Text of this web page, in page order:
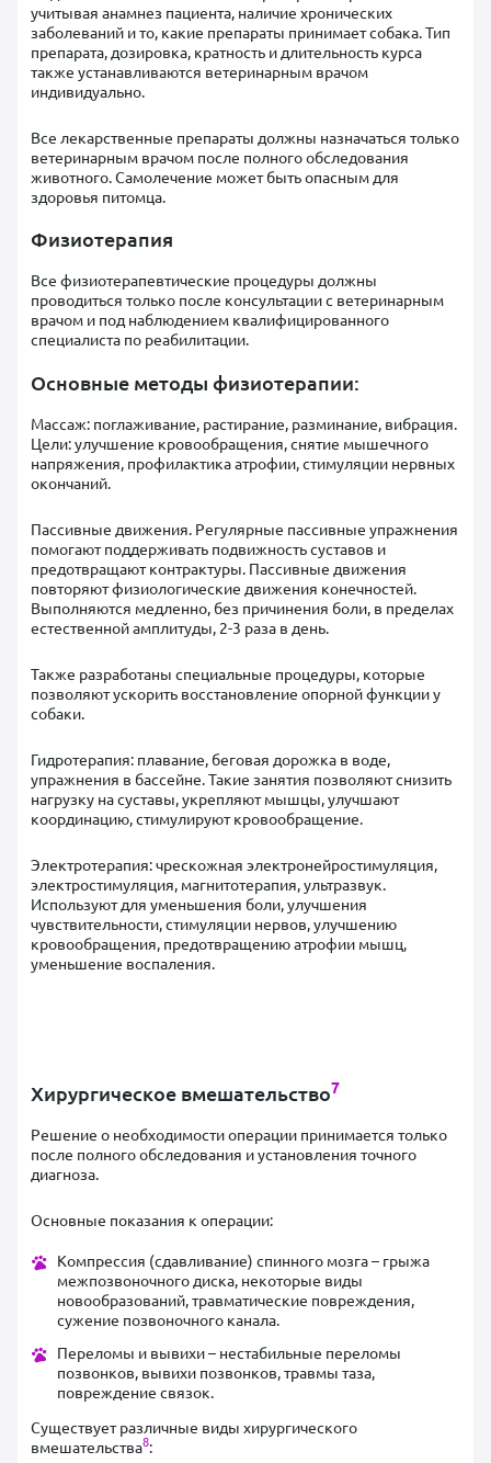
учитывая анамнез пациента, наличие хронических
заболеваний и то, какие препараты принимает собака. Тип
препарата, дозировка, кратность и длительность курса
также устанавливаются ветеринарным врачом
индивидуально.
Все лекарственные препараты должны назначаться только
ветеринарным врачом после полного обследования
животного. Самолечение может быть опасным для
здоровья питомца.
Физиотерапия
Все физиотерапевтические процедуры должны
проводиться только после консультации с ветеринарным
врачом и под наблюдением квалифицированного
специалиста по реабилитации.
Основные методы физиотерапии:
Массаж: поглаживание, растирание, разминание, вибрация.
Цели: улучшение кровообращения, снятие мышечного
напряжения, профилактика атрофии, стимуляции нервных
окончаний.
Пассивные движения. Регулярные пассивные упражнения
помогают поддерживать подвижность суставов и
предотвращают контрактуры. Пассивные движения
повторяют физиологические движения конечностей.
Выполняются медленно, без причинения боли, в пределах
естественной амплитуды, 2-3 раза в день.
Также разработаны специальные процедуры, которые
позволяют ускорить восстановление опорной функции у
собаки.
Гидротерапия: плавание, беговая дорожка в воде,
упражнения в бассейне. Такие занятия позволяют снизить
нагрузку на суставы, укрепляют мышцы, улучшают
координацию, стимулируют кровообращение.
Электротерапия: чрескожная электронейростимуляция,
электростимуляция, магнитотерапия, ультразвук.
Используют для уменьшения боли, улучшения
чувствительности, стимуляции нервов, улучшению
кровообращения, предотвращению атрофии мышц,
уменьшение воспаления.
Хирургическое вмешательство7
Решение о необходимости операции принимается только
после полного обследования и установления точного
диагноза.
Основные показания к операции:
Компрессия (сдавливание) спинного мозга – грыжа
межпозвоночного диска, некоторые виды
новообразований, травматические повреждения,
сужение позвоночного канала.
Переломы и вывихи – нестабильные переломы
позвонков, вывихи позвонков, травмы таза,
повреждение связок.
Существует различные виды хирургического
вмешательства8: